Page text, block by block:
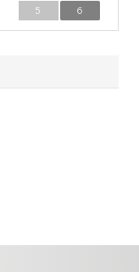
5 6